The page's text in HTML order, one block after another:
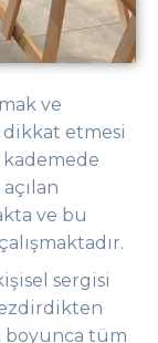
ve
etmesi
ve bu
sergisi
boyunca tüm